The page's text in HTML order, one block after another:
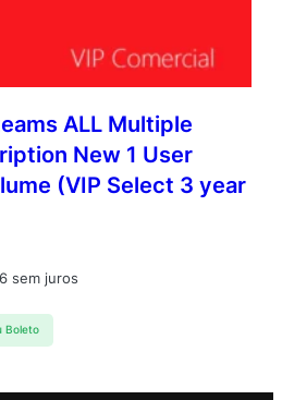
ALL Multiple
New 1 User
(VIP Select 3 year
sem juros
Boleto